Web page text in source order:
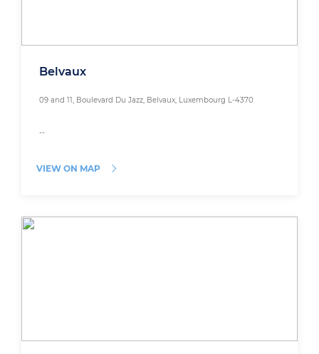
Belvaux
09 and 11, Boulevard Du Jazz, Belvaux, Luxembourg L-4370
--
VIEW ON MAP